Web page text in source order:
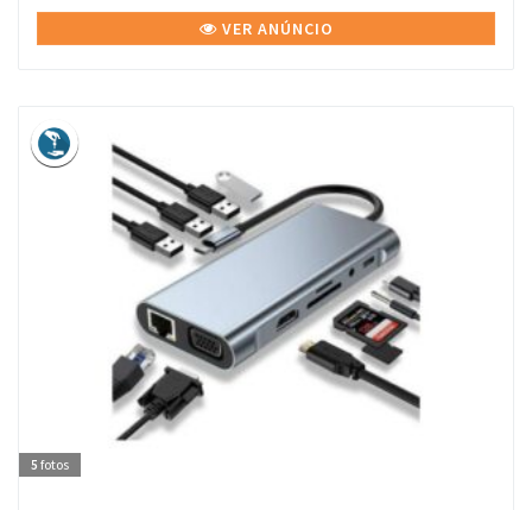
VER ANÚNCIO
5 fotos